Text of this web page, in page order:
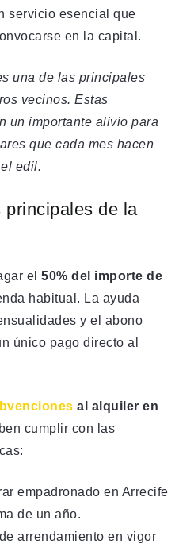
servicio esencial que
en la capital.
una de las principales
vecinos. Estas
un importante alivio para
que cada mes hacen
edil.
de la
el 50% del importe de
habitual. La ayuda
y el abono
único pago directo al
al alquiler en
cumplir con las
empadronado en Arrecife
de un año.
arrendamiento en vigor